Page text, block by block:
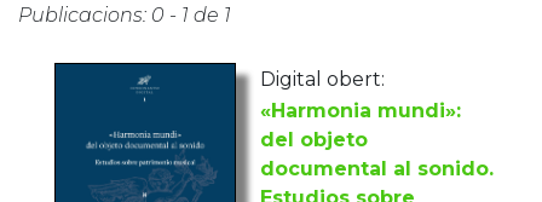
Publicacions: 0 - 1 de 1
Digital obert:
«Harmonia mundi»:
del objeto
documental al sonido.